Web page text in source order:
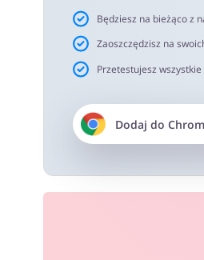
Będziesz na bieżąco z
Zaoszczędzisz na
Przetestujesz
Dodaj do